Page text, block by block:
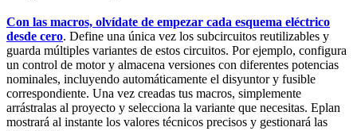
Con las macros, olvídate de empezar cada esquema eléctrico
desde cero. Define una única vez los subcircuitos reutilizables y
guarda múltiples variantes de estos circuitos. Por ejemplo, configura
un control de motor y almacena versiones con diferentes potencias
nominales, incluyendo automáticamente el disyuntor y fusible
correspondiente. Una vez creadas tus macros, simplemente
arrástralas al proyecto y selecciona la variante que necesitas. Eplan
mostrará al instante los valores técnicos precisos y gestionará las